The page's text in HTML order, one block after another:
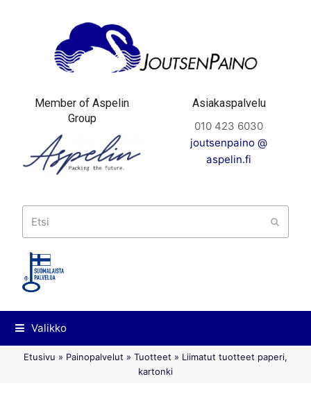
Member of Aspelin
Group
Asiakaspalvelu
010 423 6030
joutsenpaino @
aspelin.fi
Valikko
Etusivu » Painopalvelut » Tuotteet » Liimatut tuotteet paperi,
kartonki